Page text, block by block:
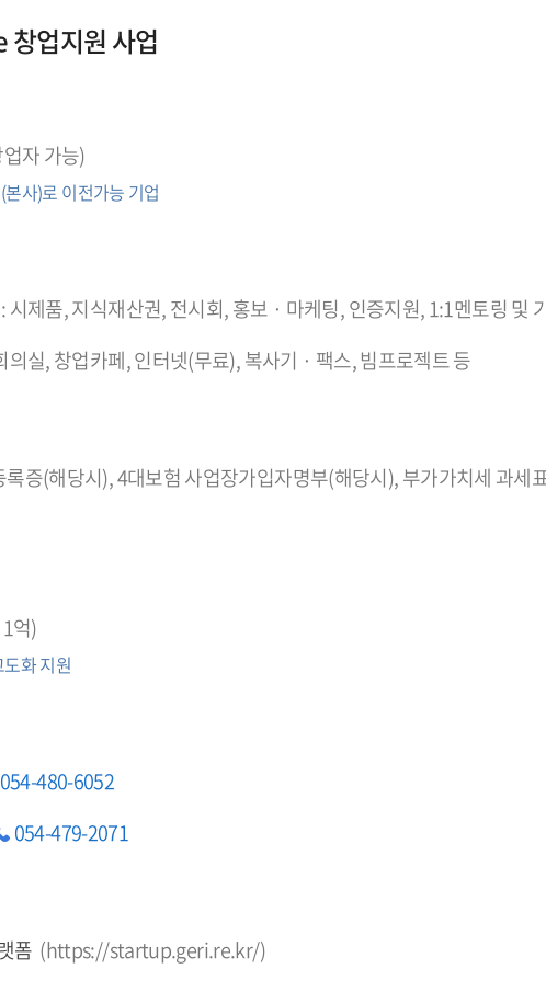
업지원 사업
자 가능)
사)로 이전가능 기업
시제품, 지식재산권, 전시회, 홍보 · 마케팅, 인증지원, 1:1멘토링 및
의실, 창업카페, 인터넷(무료), 복사기 · 팩스, 빔프로젝트 등
증(해당시), 4대보험 사업장가입자명부(해당시), 부가가치세 과세
억)
화 지원
054-480-6052
054-479-2071
폼 (https://startup.geri.re.kr/)